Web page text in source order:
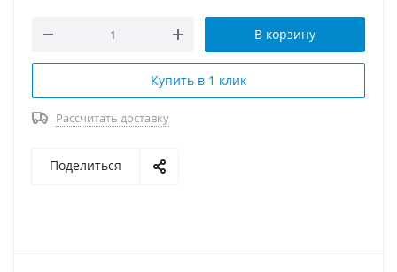
В корзину
Купить в 1 клик
Рассчитать доставку
Поделиться